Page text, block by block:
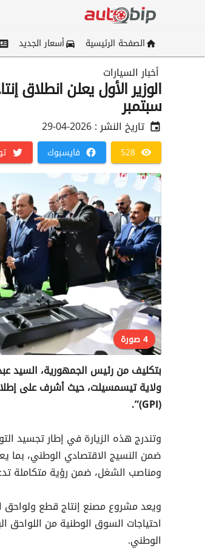
الصفحة الرئيسية
أسعار الجديد
أخبار السيارات
الوزير الأول يعلن انطلاق
سبتمبر
تاريخ النشر :2026-04-29
528 فايسبوك
4 صورة
بتكليف من رئيس الجمهورية، السيد
ولاية تيسمسيلت، حيث أشرف على
(GPI)”.
وتندرج هذه الزيارة في إطار تجسيد
ضمن النسيج الاقتصادي الوطني، بما
ومناصب الشغل، ضمن رؤية متكاملة
ويعد مشروع مصنع إنتاج قطع ولواحق
احتياجات السوق الوطنية من اللواحق
الوطني.